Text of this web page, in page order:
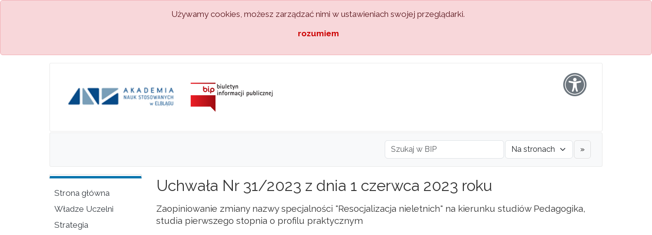
Używamy cookies, możesz zarządzać nimi w ustawieniach swojej przeglądarki.
rozumiem
»
Strona główna
Władze Uczelni
Strategia
Uchwała Nr 31/2023 z dnia 1 czerwca 2023 roku
Zaopiniowanie zmiany nazwy specjalności "Resocjalizacja nieletnich" na kierunku studiów Pedagogika,
studia pierwszego stopnia o profilu praktycznym